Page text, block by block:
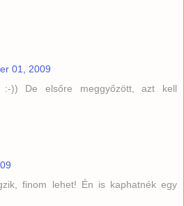
01, 2009
)) De elsőre meggyőzött, azt kell
finom lehet! Én is kaphatnék egy